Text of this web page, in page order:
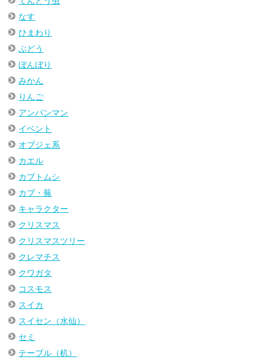
なす
ひまわり
ぶどう
ぼんぼり
みかん
りんご
アンパンマン
イベント
オブジェ系
カエル
カブトムシ
カブ・蕪
キャラクター
クリスマス
クリスマスツリー
クレマチス
クワガタ
コスモス
スイカ
スイセン（水仙）
セミ
テーブル（机）